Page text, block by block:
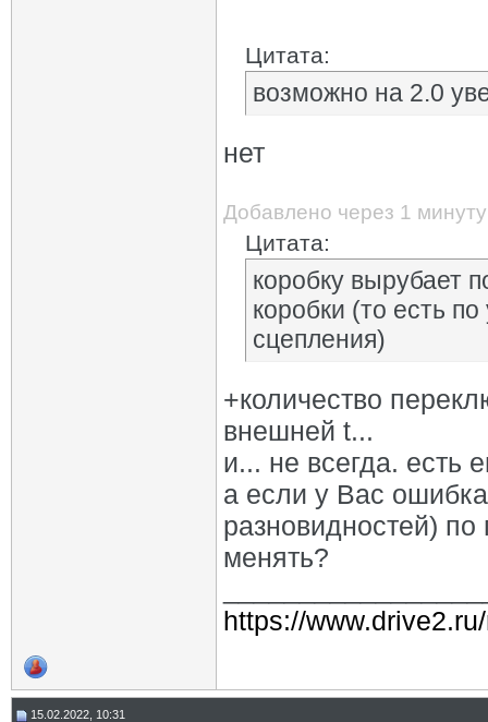
Цитата:
возможно на 2.0
нет
Добавлено через 1 минуту
Цитата:
коробку вырубает
коробки (то есть
сцепления)
+количество
внешней t...
и... не всегда. есть
а если у Вас
разновидностей)
менять?
https://
15.02.2022, 10:31